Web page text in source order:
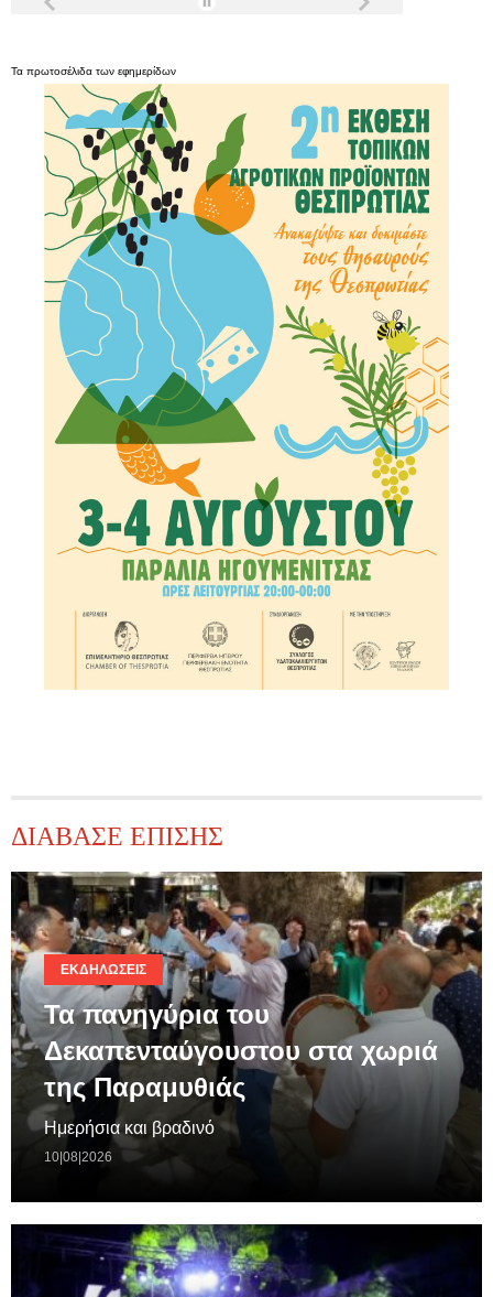
Τα πρωτοσέλιδα των εφημερίδων
ΔΙΑΒΑΣΕ ΕΠΙΣΗΣ
ΕΚΔΗΛΏΣΕΙΣ
Τα πανηγύρια του
Δεκαπενταύγουστου στα χωριά
της Παραμυθιάς
Ημερήσια και βραδινό
10|08|2026